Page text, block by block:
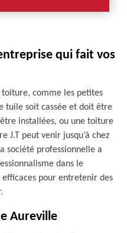
qui fait vos
comme les petites
tuile soit cassée et doit être
installées, ou une toiture
J.T peut venir jusqu’à chez
société professionnelle a
dans le
efficaces pour entretenir des
Aureville